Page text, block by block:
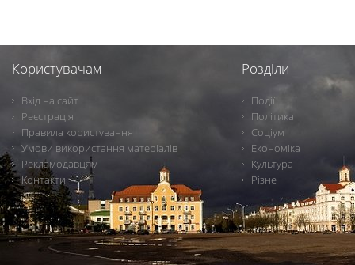
Користувачам
Вхід на сайт
Реєстрація
Правила користування
Умови використання матеріалів
Рекламодавцям
Контакти
Розділи
Події
Політика
Соціум
Економіка
Культура
Різне